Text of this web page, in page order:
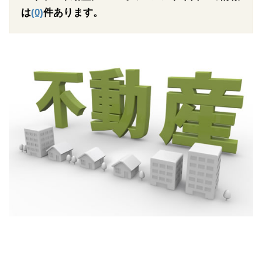
は(0)件あります。